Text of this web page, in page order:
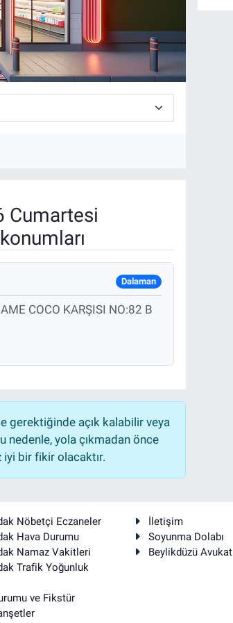
Cumartesi
Dalaman
COCO KARŞISI NO:82 B
gerektiğinde açık kalabilir veya
yola çıkmadan önce
iyi bir fikir olacaktır.
Nöbetçi Eczaneler
Hava Durumu
Namaz Vakitleri
Trafik Yoğunluk
ve Fikstür
İletişim
Soyunma Dolabı
Beylikdüzü Avukat